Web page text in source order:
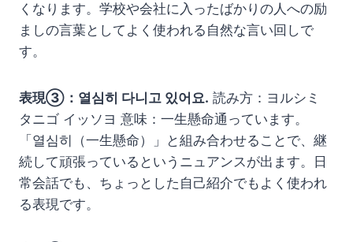
くなります。学校や会社に入ったばかりの人への励
ましの言葉としてよく使われる自然な言い回しで
す。
表現③：열심히 다니고 있어요. 読み方：ヨルシミ
タニゴ イッソヨ 意味：一生懸命通っています。
「열심히（一生懸命）」と組み合わせることで、継
続して頑張っているというニュアンスが出ます。日
常会話でも、ちょっとした自己紹介でもよく使われ
る表現です。